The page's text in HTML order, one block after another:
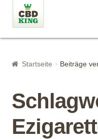
Zur Navigation springen
Springe zum Inhalt
Startseite Beiträge